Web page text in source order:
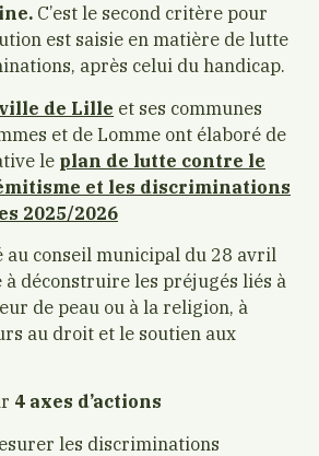
C’est le second critère pour
est saisie en matière de lutte
après celui du handicap.
ville de Lille et ses communes
et de Lomme ont élaboré de
le plan de lutte contre le
et les discriminations
2025/2026
au conseil municipal du 28 avril
à déconstruire les préjugés liés à
de peau ou à la religion, à
au droit et le soutien aux
4 axes d’actions
les discriminations